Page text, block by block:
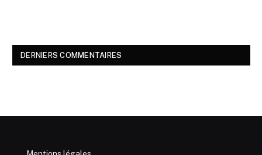
DERNIERS COMMENTAIRES